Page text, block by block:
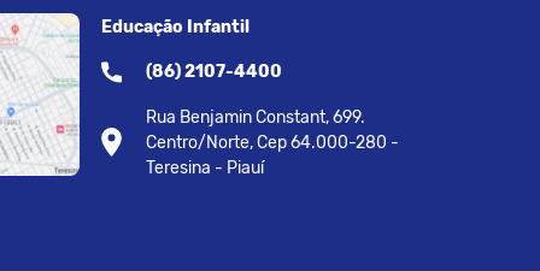
Educação Infantil
(86) 2107-4400
Rua Benjamin Constant, 699.
Centro/Norte, Cep 64.000-280 -
Teresina - Piauí